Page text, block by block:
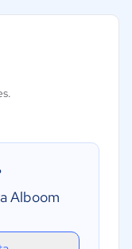
Alboom